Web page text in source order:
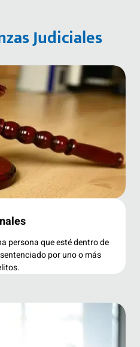
Judiciales
persona que esté dentro de
por uno o más